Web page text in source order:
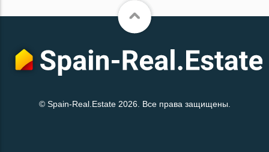
© Spain-Real.Estate 2026. Все права защищены.